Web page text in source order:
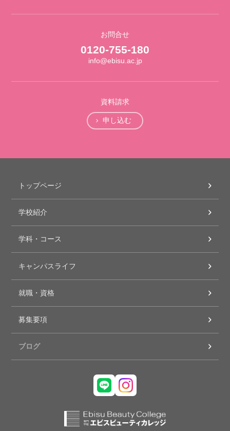
お問合せ
0120-755-180
info@ebisu.ac.jp
資料請求
申し込む
トップページ
学校紹介
学科・コース
キャンパスライフ
就職・資格
募集要項
ブログ